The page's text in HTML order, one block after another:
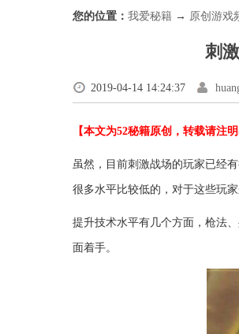
您的位置： 我爱秘籍 → 原创游戏
刺
2019-04-14 14:24:37
【本文为52秘籍原创，转载请注明
虽然，目前刺激战场的玩家已经
很多水平比较低的，对于这些玩
提升技术水平有几个方面，枪法
面着手。